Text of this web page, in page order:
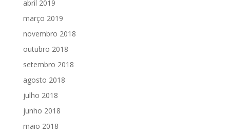
abril 2019
março 2019
novembro 2018
outubro 2018
setembro 2018
agosto 2018
julho 2018
junho 2018
maio 2018